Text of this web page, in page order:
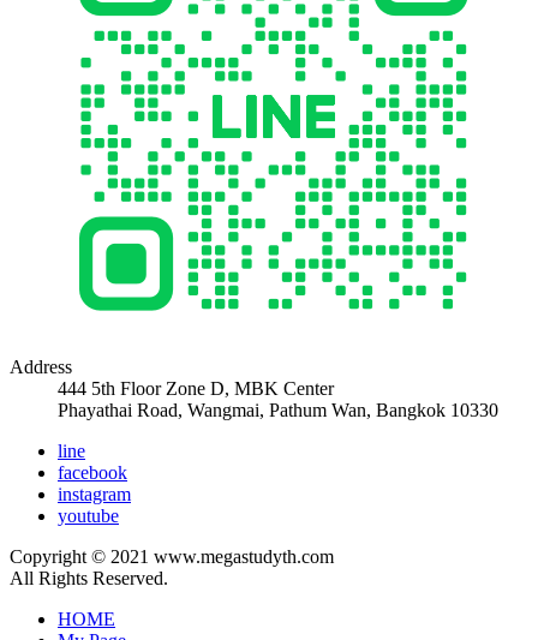
Address
444 5th Floor Zone D, MBK Center
Phayathai Road, Wangmai, Pathum Wan, Bangkok 10330
line
facebook
instagram
youtube
Copyright © 2021 www.megastudyth.com
All Rights Reserved.
HOME